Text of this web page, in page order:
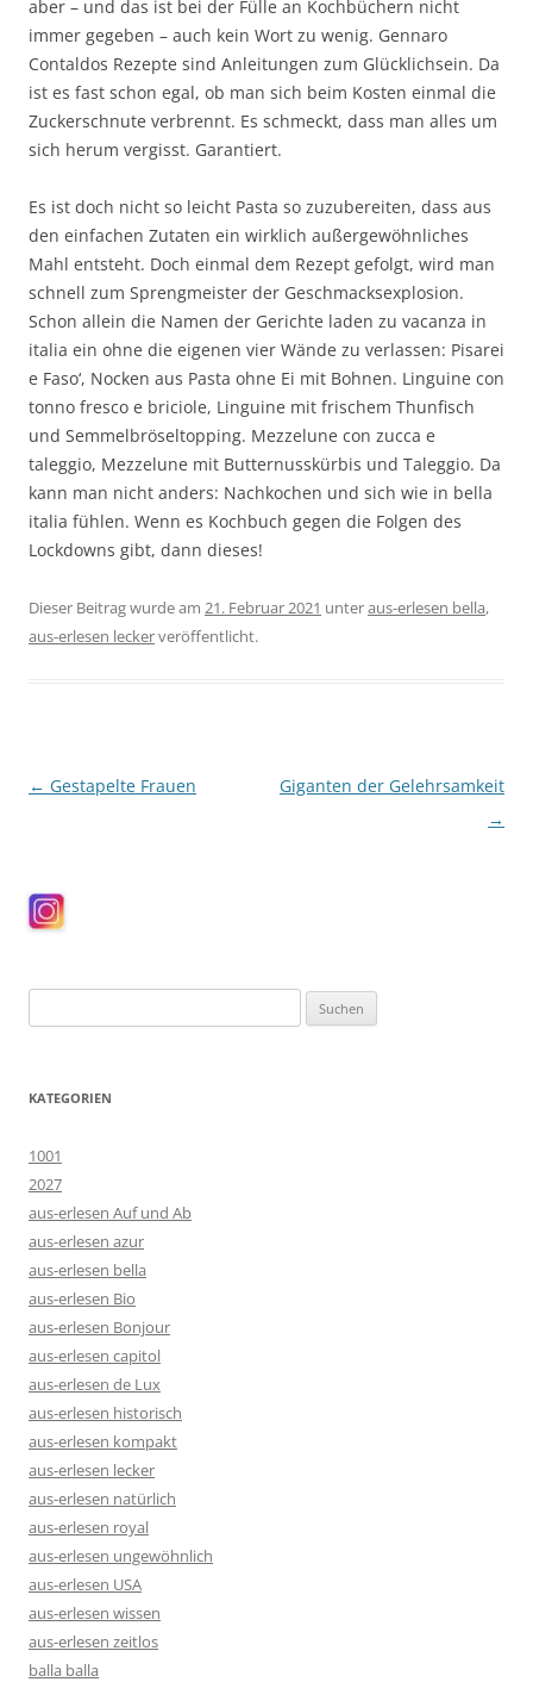
aber – und das ist bei der Fülle an Kochbüchern nicht
immer gegeben – auch kein Wort zu wenig. Gennaro
Contaldos Rezepte sind Anleitungen zum Glücklichsein. Da
ist es fast schon egal, ob man sich beim Kosten einmal die
Zuckerschnute verbrennt. Es schmeckt, dass man alles um
sich herum vergisst. Garantiert.
Es ist doch nicht so leicht Pasta so zuzubereiten, dass aus
den einfachen Zutaten ein wirklich außergewöhnliches
Mahl entsteht. Doch einmal dem Rezept gefolgt, wird man
schnell zum Sprengmeister der Geschmacksexplosion.
Schon allein die Namen der Gerichte laden zu vacanza in
italia ein ohne die eigenen vier Wände zu verlassen: Pisarei
e Faso‘, Nocken aus Pasta ohne Ei mit Bohnen. Linguine con
tonno fresco e briciole, Linguine mit frischem Thunfisch
und Semmelbröseltopping. Mezzelune con zucca e
taleggio, Mezzelune mit Butternusskürbis und Taleggio. Da
kann man nicht anders: Nachkochen und sich wie in bella
italia fühlen. Wenn es Kochbuch gegen die Folgen des
Lockdowns gibt, dann dieses!
Dieser Beitrag wurde am 21. Februar 2021 unteraus-erlesen bella,
aus-erlesen leckerveröffentlicht.
Beitragsnavigation
← Gestapelte Frauen
Giganten der Gelehrsamkeit
→
nach:
KATEGORIEN
1001
2027
aus-erlesen Auf und Ab
aus-erlesen azur
aus-erlesen bella
aus-erlesen Bio
aus-erlesen Bonjour
aus-erlesen capitol
aus-erlesen de Lux
aus-erlesen historisch
aus-erlesen kompakt
aus-erlesen lecker
aus-erlesen natürlich
aus-erlesen royal
aus-erlesen ungewöhnlich
aus-erlesen USA
aus-erlesen wissen
aus-erlesen zeitlos
balla balla